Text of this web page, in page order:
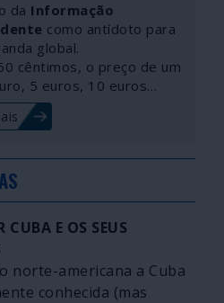
da Informação
como antídoto para
global.
cêntimos, o preço de um
5 euros, 10 euros…
CUBA E OS SEUS
norte-americana a Cuba
conhecida (mas